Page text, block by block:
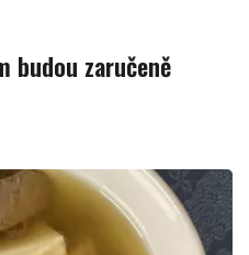
budou zaručeně